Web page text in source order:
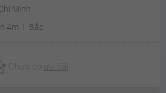
Minh
4m Bắc
Chưa có ưu đãi